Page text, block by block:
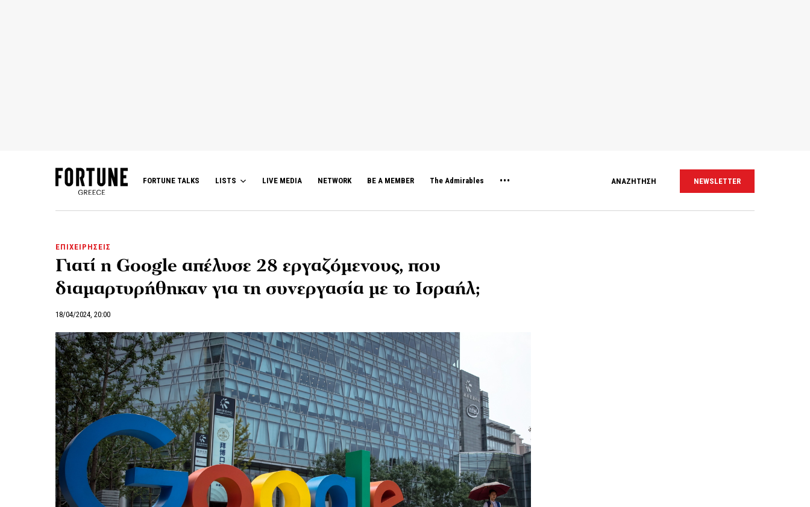
FORTUNE TALKS LISTS LIVE MEDIA NETWORK BE A MEMBER The Admirables ΑΝΑΖΗΤΗΣΗ NEWSLETTER
ΕΠΙΧΕΙΡΗΣΕΙΣ
Γιατί η Google απέλυσε 28 εργαζόμενους, που
διαμαρτυρήθηκαν για τη συνεργασία με το Ισραήλ;
18/04/2024, 20:00